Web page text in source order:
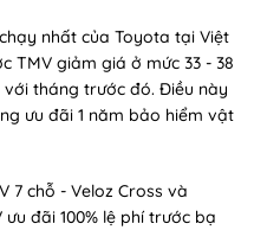
nhất của Toyota tại Việt
TMV giảm giá ở mức 33 - 38
tháng trước đó. Điều này
ưu đãi 1 năm bảo hiểm vật
7 chỗ - Veloz Cross và
đãi 100% lệ phí trước bạ